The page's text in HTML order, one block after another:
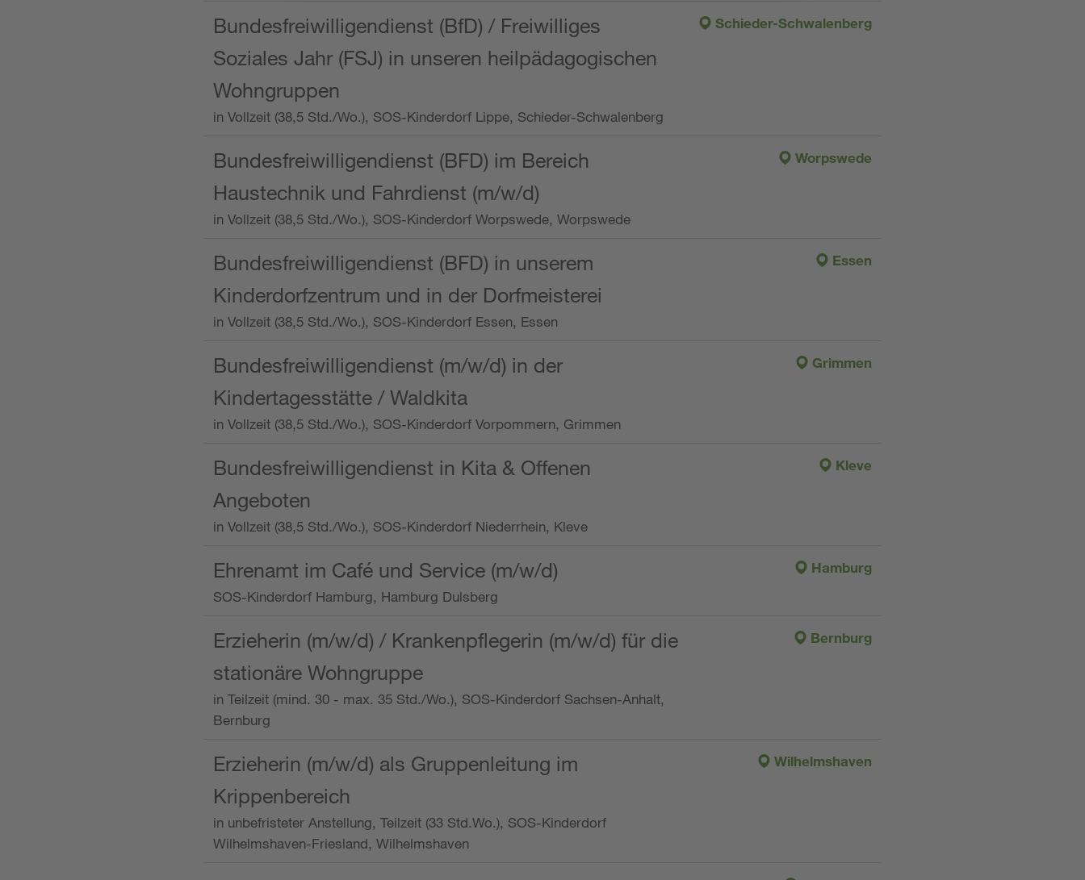
Bundesfreiwilligendienst (BfD) / Freiwilliges
Soziales Jahr (FSJ) in unseren heilpädagogischen
Wohngruppen
in Vollzeit (38,5 Std./Wo.), SOS-Kinderdorf Lippe, Schieder-Schwalenberg
Schieder-Schwalenberg
Bundesfreiwilligendienst (BFD) im Bereich
Haustechnik und Fahrdienst (m/w/d)
in Vollzeit (38,5 Std./Wo.), SOS-Kinderdorf Worpswede, Worpswede
Worpswede
Bundesfreiwilligendienst (BFD) in unserem
Kinderdorfzentrum und in der Dorfmeisterei
in Vollzeit (38,5 Std./Wo.), SOS-Kinderdorf Essen, Essen
Essen
Bundesfreiwilligendienst (m/w/d) in der
Kindertagesstätte / Waldkita
in Vollzeit (38,5 Std./Wo.), SOS-Kinderdorf Vorpommern, Grimmen
Grimmen
Bundesfreiwilligendienst in Kita & Offenen
Angeboten
in Vollzeit (38,5 Std./Wo.), SOS-Kinderdorf Niederrhein, Kleve
Kleve
Ehrenamt im Café und Service (m/w/d)
SOS-Kinderdorf Hamburg, Hamburg Dulsberg
Hamburg
Erzieherin (m/w/d) / Krankenpflegerin (m/w/d) für die
stationäre Wohngruppe
in Teilzeit (mind. 30 - max. 35 Std./Wo.), SOS-Kinderdorf Sachsen-Anhalt,
Bernburg
Bernburg
Erzieherin (m/w/d) als Gruppenleitung im
Krippenbereich
in unbefristeter Anstellung, Teilzeit (33 Std.Wo.), SOS-Kinderdorf
Wilhelmshaven-Friesland, Wilhelmshaven
Wilhelmshaven